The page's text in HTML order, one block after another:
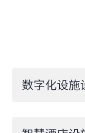
数字化设施